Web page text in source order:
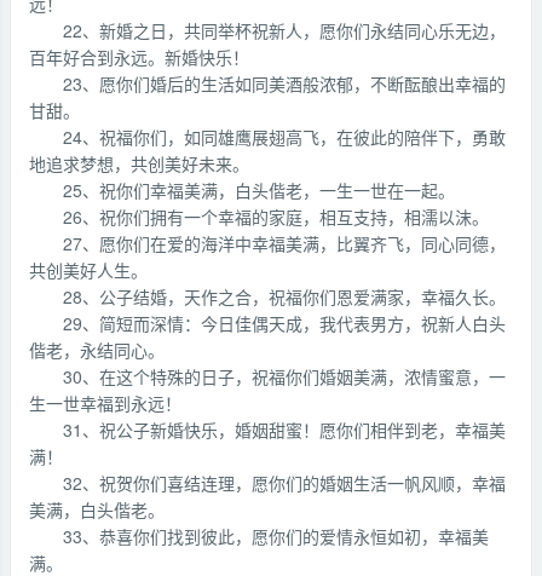
22、新婚之日，共同举杯祝新人，愿你们永结同心乐无边，
百年好合到永远。新婚快乐！
23、愿你们婚后的生活如同美酒般浓郁，不断酝酿出幸福的
甘甜。
24、祝福你们，如同雄鹰展翅高飞，在彼此的陪伴下，勇敢
地追求梦想，共创美好未来。
25、祝你们幸福美满，白头偕老，一生一世在一起。
26、祝你们拥有一个幸福的家庭，相互支持，相濡以沫。
27、愿你们在爱的海洋中幸福美满，比翼齐飞，同心同德，
共创美好人生。
28、公子结婚，天作之合，祝福你们恩爱满家，幸福久长。
29、简短而深情：今日佳偶天成，我代表男方，祝新人白头
偕老，永结同心。
30、在这个特殊的日子，祝福你们婚姻美满，浓情蜜意，一
生一世幸福到永远！
31、祝公子新婚快乐，婚姻甜蜜！愿你们相伴到老，幸福美
满！
32、祝贺你们喜结连理，愿你们的婚姻生活一帆风顺，幸福
美满，白头偕老。
33、恭喜你们找到彼此，愿你们的爱情永恒如初，幸福美
满。